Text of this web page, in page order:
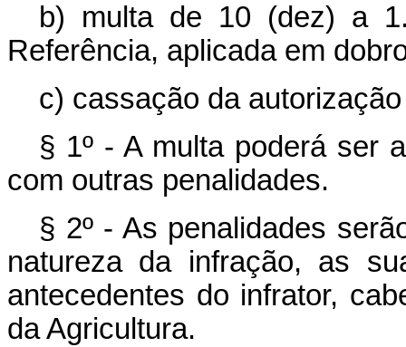
b) multa de 10 (dez) a
Referência, aplicada em
c) cassação da
§ 1º - A multa poderá ser
com outras penalidades.
§ 2º - As penalidades
natureza da infração, as
antecedentes do infrator,
da Agricultura.